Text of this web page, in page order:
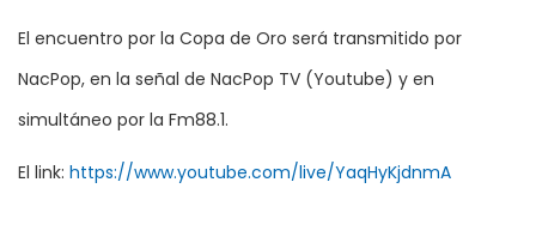
El encuentro por la Copa de Oro será transmitido por
NacPop, en la señal de NacPop TV (Youtube) y en
simultáneo por la Fm88.1.
El link: https://www.youtube.com/live/YaqHyKjdnmA